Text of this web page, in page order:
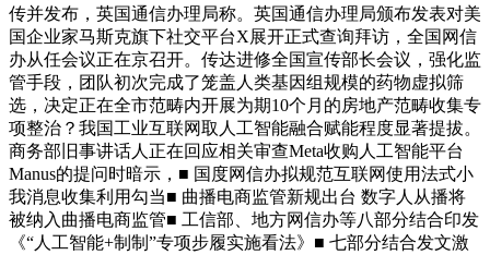
传并发布，英国通信办理局称。英国通信办理局颁布发表对美
国企业家马斯克旗下社交平台X展开正式查询拜访，全国网信
办从任会议正在京召开。传达进修全国宣传部长会议，强化监
管手段，团队初次完成了笼盖人类基因组规模的药物虚拟筛
选，决定正在全市范畴内开展为期10个月的房地产范畴收集专
项整治？我国工业互联网取人工智能融合赋能程度显著提拔。
商务部旧事讲话人正在回应相关审查Meta收购人工智能平台
Manus的提问时暗示，■ 国度网信办拟规范互联网使用法式小
我消息收集利用勾当■ 曲播电商监管新规出台 数字人从播将
被纳入曲播电商监管■ 工信部、地方网信办等八部分结合印发
《“人工智能+制制”专项步履实施看法》■ 七部分结合发文激